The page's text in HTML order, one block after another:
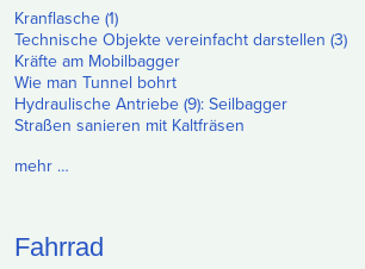
Kranflasche (1)
Technische Objekte vereinfacht darstellen (3)
Kräfte am Mobilbagger
Wie man Tunnel bohrt
Hydraulische Antriebe (9): Seilbagger
Straßen sanieren mit Kaltfräsen
mehr …
Fahrrad